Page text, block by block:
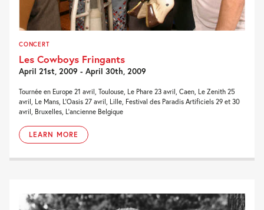
CONCERT
Les Cowboys Fringants
April 21st, 2009 - April 30th, 2009
Tournée en Europe 21 avril, Toulouse, Le Phare 23 avril, Caen, Le Zenith 25
avril, Le Mans, L'Oasis 27 avril, Lille, Festival des Paradis Artificiels 29 et 30
avril, Bruxelles, L'ancienne Belgique
LEARN MORE